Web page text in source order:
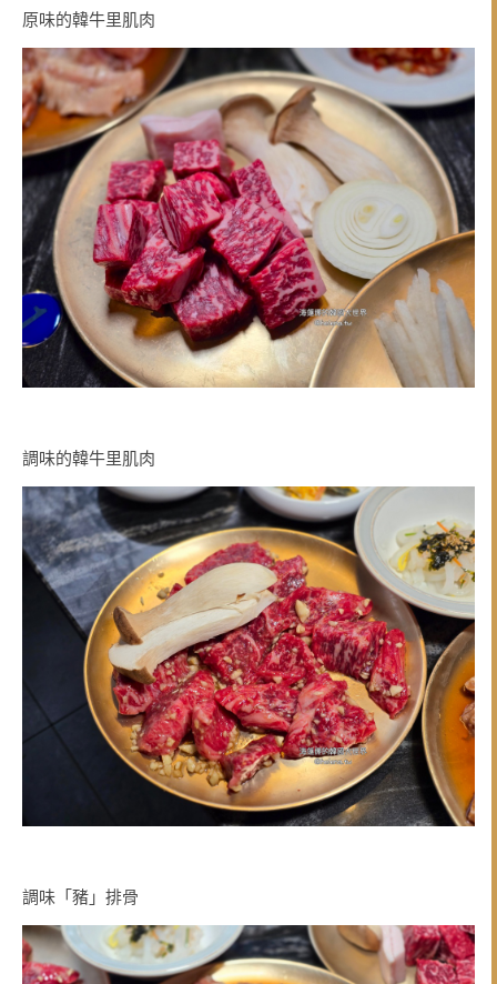
原味的韓牛里肌肉
調味的韓牛里肌肉
調味「豬」排骨